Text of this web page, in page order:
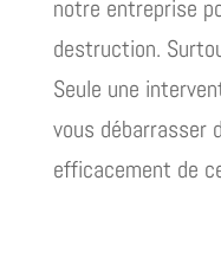
notre entreprise
destruction.
Seule une
vous débarrasser
efficacement de